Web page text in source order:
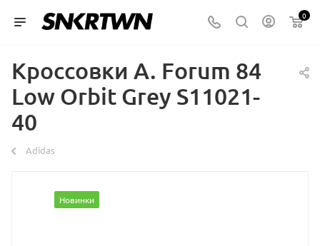
0
Кроссовки A. Forum 84
Low Orbit Grey S11021-
40
Аdidas
Новинки